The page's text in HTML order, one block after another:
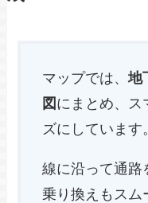
マップでは、地
図 にまとめ、ス
ズにしています
線に沿って通路
乗り換えもスム